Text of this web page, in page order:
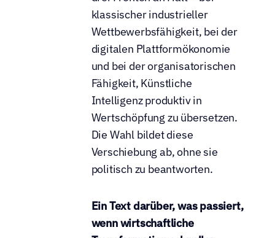
klassischer industrieller
Wettbewerbsfähigkeit, bei der
digitalen Plattformökonomie
und bei der organisatorischen
Fähigkeit, Künstliche
Intelligenz produktiv in
Wertschöpfung zu übersetzen.
Die Wahl bildet diese
Verschiebung ab, ohne sie
politisch zu beantworten.
Ein Text darüber, was passiert,
wenn wirtschaftliche